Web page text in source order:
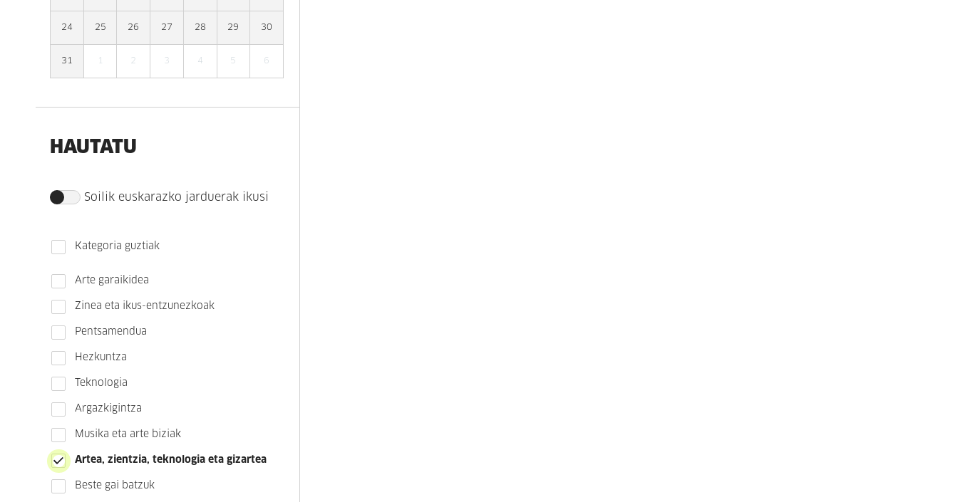
24 25 26 27 28 29 30
31 1 2 3 4 5 6
HAUTATU
Soilik euskarazko jarduerak ikusi
Kategoria guztiak
Arte garaikidea
Zinea eta ikus-entzunezkoak
Pentsamendua
Hezkuntza
Teknologia
Argazkigintza
Musika eta arte biziak
Artea, zientzia, teknologia eta gizartea
Beste gai batzuk